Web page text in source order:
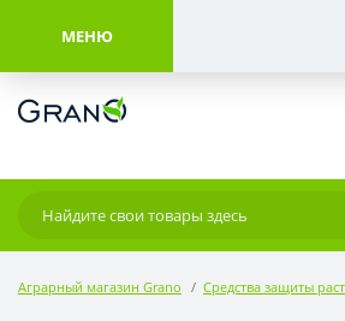
МЕНЮ
Аграрный магазин Grano Средства защиты